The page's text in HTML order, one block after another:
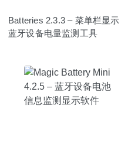
Batteries 2.3.3 – 菜单栏显示
蓝牙设备电量监测工具